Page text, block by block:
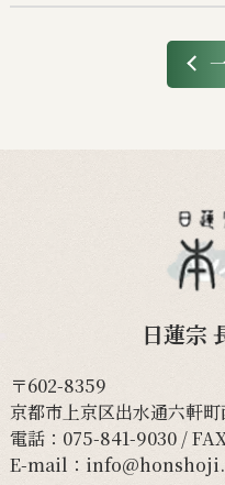
日蓮宗
〒602-8359
京都市上京区出水通六軒
電話： 075-841-9030/
E-mail：